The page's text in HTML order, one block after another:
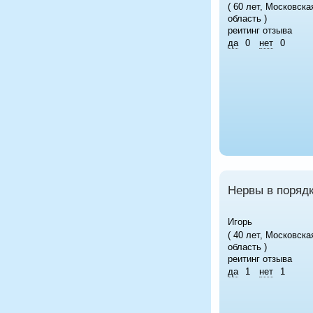
( 60 лет,
область )
реитинг отзыва
да
0 нет 0
Нервы в
Игорь
( 40 лет,
область )
реитинг отзыва
да
1 нет 1